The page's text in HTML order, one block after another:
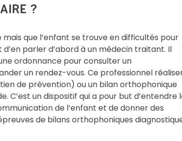
?
que l’enfant se trouve en difficultés pour
parler d’abord à un médecin traitant. Il
ordonnance pour consulter un
un rendez-vous. Ce professionnel
de prévention) ou un bilan orthophonique
C’est un dispositif qui a pour but d’entendre
de l’enfant et de donner des
de bilans orthophoniques